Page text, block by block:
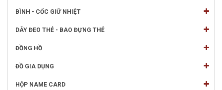
BÌNH - CỐC GIỮ NHIỆT
DÂY ĐEO THẺ - BAO ĐỰNG THẺ
ĐỒNG HỒ
ĐỒ GIA DỤNG
HỘP NAME CARD